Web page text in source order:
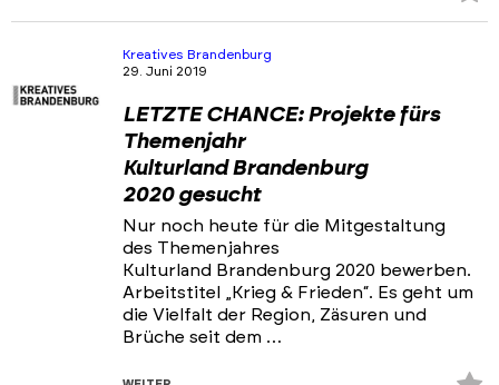
Kreatives Brandenburg
29. Juni 2019
LETZTE CHANCE: Projekte fürs
Themenjahr
Kulturland Brandenburg
2020 gesucht
Nur noch heute für die Mitgestaltung
des Themenjahres
Kulturland Brandenburg 2020 bewerben.
Arbeitstitel „Krieg & Frieden“. Es geht um
die Vielfalt der Region, Zäsuren und
Brüche seit dem …